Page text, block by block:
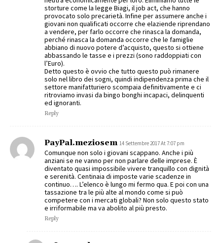
storture come la legge Biagi, il job act, che hanno
provocato solo precarietà. Infine per assumere anche i
giovani non qualificati occorre che elaziende riprendano
a vendere, per farlo occorre che rinasca la domanda,
perché rinasca la domanda occorre che le famiglie
abbiano di nuovo potere d’acquisto, questo si ottiene
abbassando le tasse e i prezzi (sono raddoppiati con
l’Euro).
Detto questo è ovvio che tutto questo può rimanere
solo nel libro dei sogni, quindi indipendenza prima che il
settore manifatturiero scompaia definitivamente e ci
ritroviamo invasi da bingo bonghi incapaci, delinquenti
ed ignoranti.
Reply
PayPal.meziosem 14 Settembre 2017 At 7:07 pm
Comunque non solo i giovani scappano. Anche i più
anziani se ne vanno per non parlare delle imprese. È
diventato quasi impossibile vivere tranquillo con dignità
e serenità. Centinaia di imposte varie scadenze in
continuo…. L’elenco è lungo mi fermo qua. E poi con una
tassazione tra le più alte al mondo come si può
competere con i mercati globali? Non solo questo stato
e irriformabile ma va abolito al più presto.
Reply